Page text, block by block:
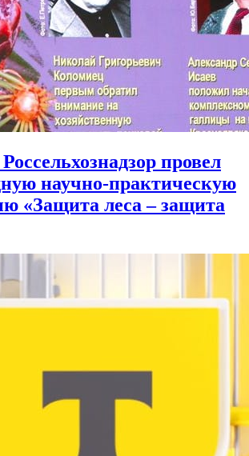
провел
научно-практическую
«Защита леса – защита